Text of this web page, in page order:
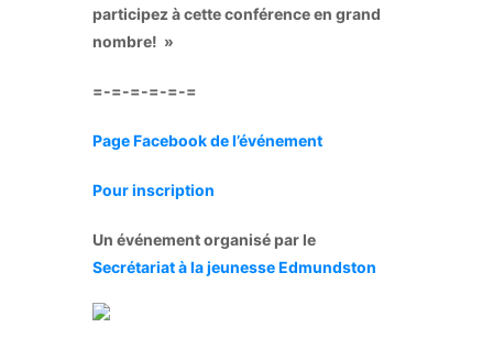
participez à cette conférence en grand
nombre! »
=-=-=-=-=-=
Page Facebook de l’événement
Pour inscription
Un événement organisé par le
Secrétariat à la jeunesse Edmundston